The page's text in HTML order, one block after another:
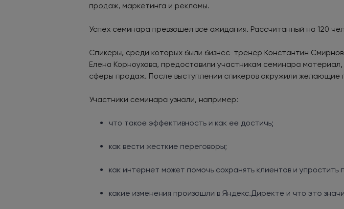
продаж, маркетинга и рекламы.
Успех семинара превзошел все ожидания. Рассчитанный на 120
Спикеры, среди которых были бизнес-тренер Константин
Елена Корноухова, предоставили участникам семинара
сферы продаж. После выступлений спикеров окружили желающие
Участники семинара узнали, например:
что такое эффективность и как ее достичь;
как вести жесткие переговоры;
как интернет может помочь сохранять клиентов и упростить
какие изменения произошли в Яндекс.Директе и что это